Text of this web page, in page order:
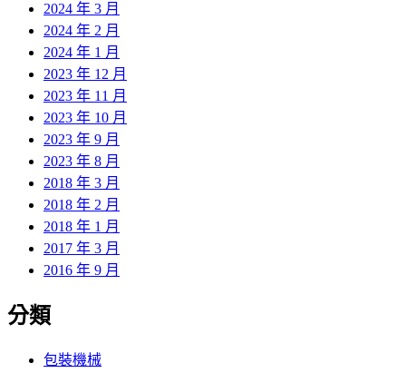
2024 年 3 月
2024 年 2 月
2024 年 1 月
2023 年 12 月
2023 年 11 月
2023 年 10 月
2023 年 9 月
2023 年 8 月
2018 年 3 月
2018 年 2 月
2018 年 1 月
2017 年 3 月
2016 年 9 月
分類
包裝機械